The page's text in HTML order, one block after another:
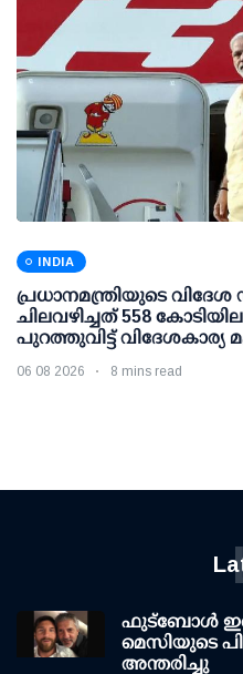
INDIA
പ്രധാനമന്ത്രിയുടെ
ചിലവഴിച്ചത് 558
പുറത്തുവിട്ട് വിദേശകാര്യ
06 08 2026 8 mins read
ഫുട്ബോൾ
മെസിയുടെ
അന്തരിച്ചു